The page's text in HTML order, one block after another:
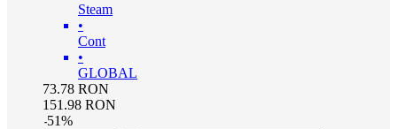
Steam
•
Cont
•
GLOBAL
73.78 RON
151.98 RON
-51%